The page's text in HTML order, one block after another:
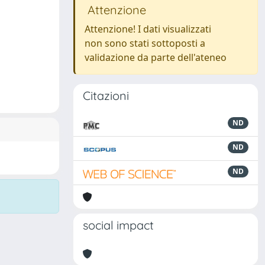
Attenzione
Attenzione! I dati visualizzati
non sono stati sottoposti a
validazione da parte dell'ateneo
Citazioni
ND
ND
ND
social impact